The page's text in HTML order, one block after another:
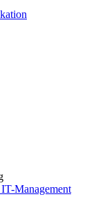
Management